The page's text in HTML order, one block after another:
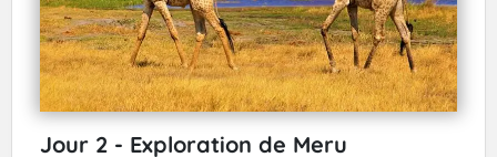
Jour 2 - Exploration de Meru